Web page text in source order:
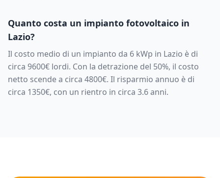
Quanto costa un impianto fotovoltaico in
Lazio?
Il costo medio di un impianto da 6 kWp in Lazio è di
circa 9600€ lordi. Con la detrazione del 50%, il costo
netto scende a circa 4800€. Il risparmio annuo è di
circa 1350€, con un rientro in circa 3.6anni.